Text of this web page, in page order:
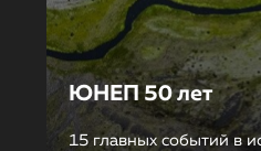
ЮНЕП 50 лет
15 главных событий в